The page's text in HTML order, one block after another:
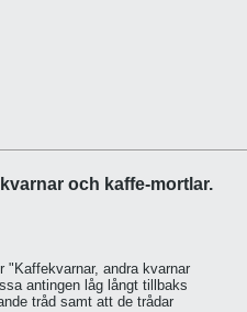
och kaffe-mortlar.
"Kaffekvarnar, andra kvarnar
antingen låg långt tillbaks
tråd samt att de trådar